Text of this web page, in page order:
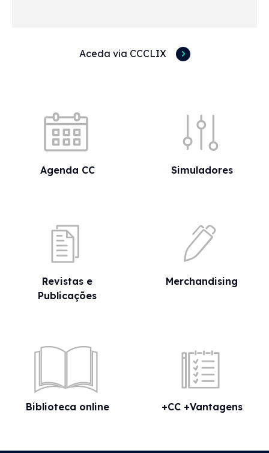
Aceda via CCCLIX
Agenda CC Simuladores
Revistas e
Publicações
Merchandising
Biblioteca online +CC +Vantagens